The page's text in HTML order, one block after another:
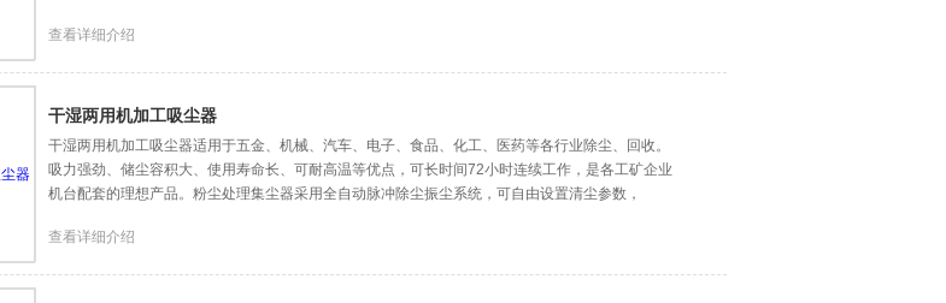
查看详细介绍
干湿两用机加工吸尘器
干湿两用机加工吸尘器适用于五金、机械、汽车、电子、食品、化工、医药等各行业除尘、回收。
吸力强劲、储尘容积大、使用寿命长、可耐高温等优点，可长时间72小时连续工作，是各工矿企业
机台配套的理想产品。粉尘处理集尘器采用全自动脉冲除尘振尘系统，可自由设置清尘参数，
查看详细介绍